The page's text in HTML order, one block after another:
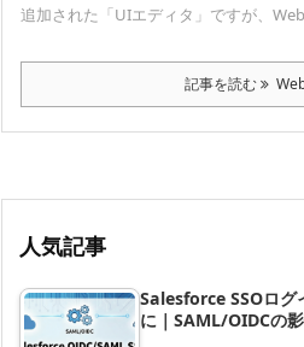
追加された「UIエディタ」ですが、
記事を読む
人気記事
Salesforce SSOログ
に｜SAML/OIDCの